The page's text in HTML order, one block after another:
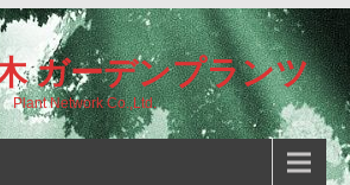
ガーデンプランツ
Plant Network Co.,Ltd.